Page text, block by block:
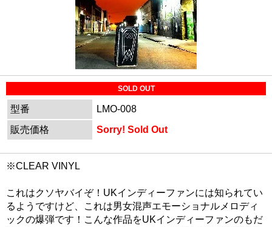
SOLD OUT
型番
LMO-008
販売価格
Sorry! Sold Out
※CLEAR VINYL
これはクソヤバイぞ！UKインディーファンには知られてい
るようですけど、これは男女混声エモーショナルメロディ
ックの爆弾です！こんな作品をUKインディーファンのもだ